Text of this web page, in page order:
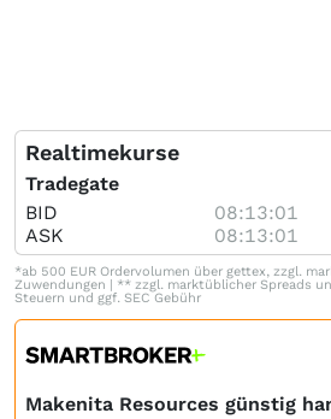
Realtimekurse
Tradegate
BID 08:13:01
ASK
08:13:01
*ab 500 EUR Ordervolumen über gettex, zzgl.
Zuwendungen | ** zzgl. marktüblicher Spreads
Steuern und ggf. SEC Gebühr
Makenita Resources günstig